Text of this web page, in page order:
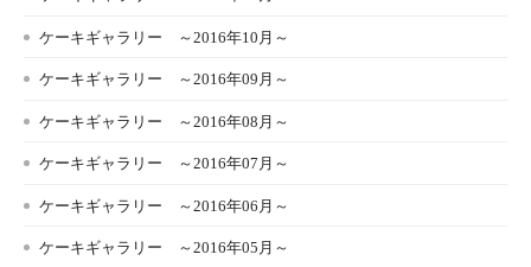
ケーキギャラリー ～2016年10月～
ケーキギャラリー ～2016年09月～
ケーキギャラリー ～2016年08月～
ケーキギャラリー ～2016年07月～
ケーキギャラリー ～2016年06月～
ケーキギャラリー ～2016年05月～